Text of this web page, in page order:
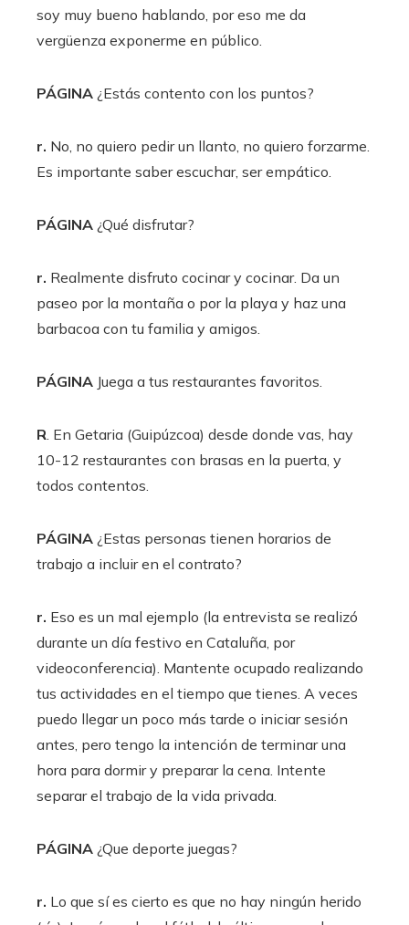
soy muy bueno hablando, por eso me da
vergüenza exponerme en público.
PÁGINA ¿Estás contento con los puntos?
r. No, no quiero pedir un llanto, no quiero forzarme.
Es importante saber escuchar, ser empático.
PÁGINA ¿Qué disfrutar?
r. Realmente disfruto cocinar y cocinar. Da un
paseo por la montaña o por la playa y haz una
barbacoa con tu familia y amigos.
PÁGINA Juega a tus restaurantes favoritos.
R. En Getaria (Guipúzcoa) desde donde vas, hay
10-12 restaurantes con brasas en la puerta, y
todos contentos.
PÁGINA ¿Estas personas tienen horarios de
trabajo a incluir en el contrato?
r. Eso es un mal ejemplo (la entrevista se realizó
durante un día festivo en Cataluña, por
videoconferencia). Mantente ocupado realizando
tus actividades en el tiempo que tienes. A veces
puedo llegar un poco más tarde o iniciar sesión
antes, pero tengo la intención de terminar una
hora para dormir y preparar la cena. Intente
separar el trabajo de la vida privada.
PÁGINA ¿Que deporte juegas?
r. Lo que sí es cierto es que no hay ningún herido